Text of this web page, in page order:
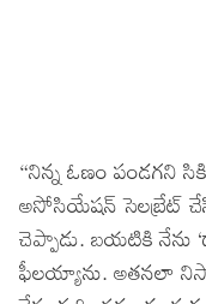
“నిన్న ఓణం
అసోసియేషన్ సెలబ్రేట్
చెప్పాడు. బయటికి నేను
ఫీలయ్యాను. అతనలా